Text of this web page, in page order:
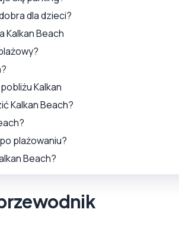
dla dzieci?
Kalkan Beach
Kalkan
Kalkan Beach?
plażowaniu?
Beach?